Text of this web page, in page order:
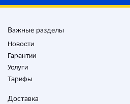
Важные разделы
Новости
Гарантии
Услуги
Тарифы
Доставка